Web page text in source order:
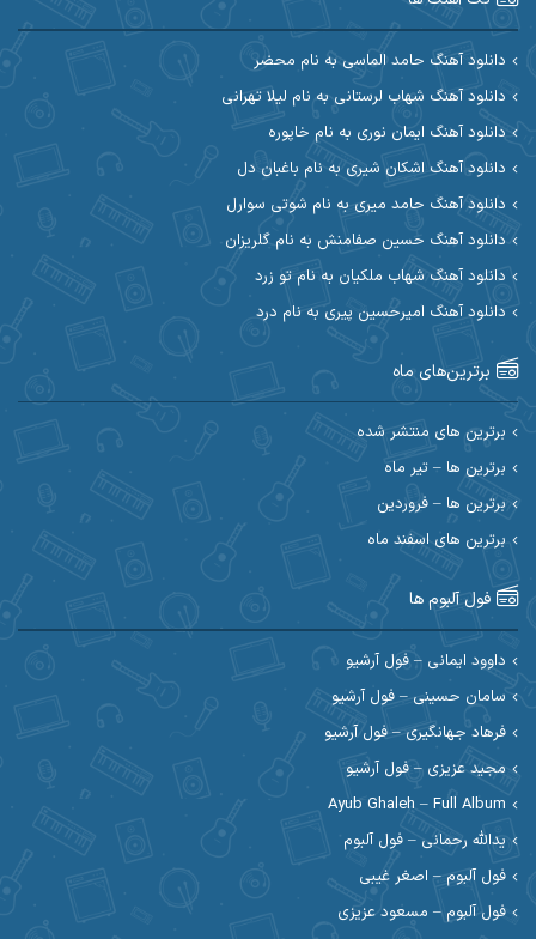
آرین مریدی
آوات بوکانی آوات یگانه
آیت احمدنژاد
ابراهیم شمس ابوالحسن جاویدان
ابی حسینی
احسان آیینفر احسان اصغری
احسان امیدوار
احسان حیدری احسان دریادل
احسان رمضانی احسان علیانی
احسان کریمی احسان کمری
احسان مرادیان احمد اسلامی
احمد بیرانوند
احمد صحراییان
احمد نازدار احمد نوریان
احمدرضا امرایی
ارسلان منصوری ارسی بند
اسماعیل منتی
دانلود آهنگ حامد الماسی به نام محضر
دانلود آهنگ شهاب لرستانی به نام لیلا تهرانی
دانلود آهنگ ایمان نوری به نام خاپوره
دانلود آهنگ اشکان شیری به نام باغبان دل
دانلود آهنگ حامد میری به نام شوتی سوارل
دانلود آهنگ حسین صفامنش به نام گلریزان
دانلود آهنگ شهاب ملکیان به نام تو زرد
دانلود آهنگ امیرحسین پیری به نام درد
برترین‌های ماه
برترین های منتشر شده
برترین ها – تیر ماه
برترین ها – فروردین
برترین های اسفند ماه
فول آلبوم ها
داوود ایمانی – فول آرشیو
سامان حسینی – فول آرشیو
فرهاد جهانگیری – فول آرشیو
مجید عزیزی – فول آرشیو
Ayub Ghaleh – Full Album
یدالله رحمانی – فول آلبوم
فول آلبوم – اصغر غیبی
فول آلبوم – مسعود عزیزی